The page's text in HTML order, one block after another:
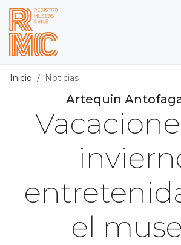
Contenido principal
Registro de
Inicio Noticias
Artequin
el